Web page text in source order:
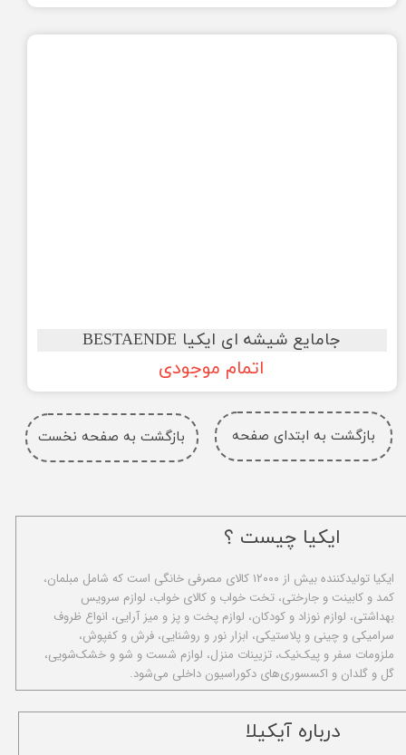
جامایع شیشه ای ایکیا BESTAENDE
اتمام موجودی
بازگشت به صفحه نخست بازگشت به ابتدای صفحه
​درباره آیکیلا
ایکیا چیست ؟
ا​یکیا تولیدکننده بیش از ۱۲۰۰۰ کالای مصرفی خانگی است که شامل مبلمان،
کمد و کابینت و جارختی، تخت خواب و کالای خواب، لوازم سرویس
بهداشتی، لوازم نوزاد و کودکان، لوازم پخت و پز و میز آرایی، انواع ظروف
سرامیکی و چینی و پلاستیکی، ابزار نور و روشنایی، فرش و کفپوش،
ملزومات سفر و پیک‌نیک، تزیینات منزل، لوازم شست و شو و خشک‌شویی،
گل و گلدان و اکسسوری‌های دکوراسیون داخلی می‌شود.